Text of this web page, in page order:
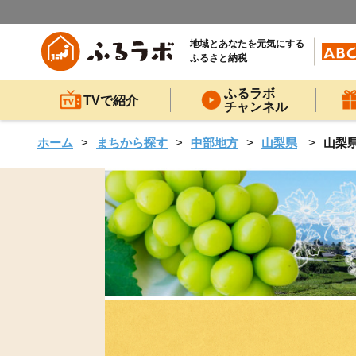
地域とあなたを元気にする
ふるさと納税
TVで紹介
ふるラボ
チャンネル
ホーム まちから探す 中部地方 山梨県 山梨